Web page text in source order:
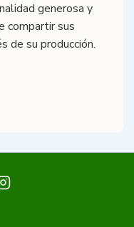
generosa y
compartir sus
de su producción.